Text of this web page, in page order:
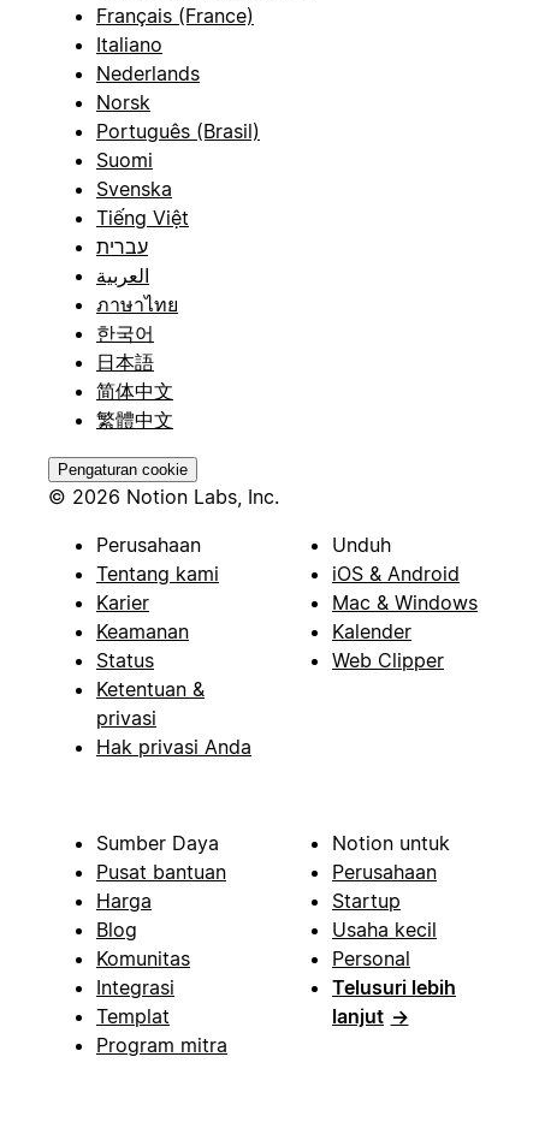
Français (France)
Italiano
Nederlands
Norsk
Português (Brasil)
Suomi
Svenska
Tiếng Việt
עברית
العربية
ภาษาไทย
한국어
日本語
简体中文
繁體中文
Pengaturan cookie
© 2026 Notion Labs, Inc.
Perusahaan
Tentang kami
Karier
Keamanan
Status
Ketentuan &
privasi
Hak privasi Anda
Unduh
iOS & Android
Mac & Windows
Kalender
Web Clipper
Sumber Daya
Pusat bantuan
Harga
Blog
Komunitas
Integrasi
Templat
Program mitra
Notion untuk
Perusahaan
Startup
Usaha kecil
Personal
Telusuri lebih
lanjut →